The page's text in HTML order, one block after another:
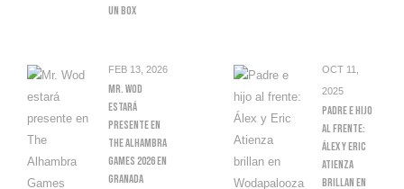
Un Box
FEB 13, 2026
Mr. Wod
Estará
Presente En
The Alhambra
Games 2026 En
Granada
OCT 11,
2025
Padre E Hijo
Al Frente:
Álex Y Eric
Atienza
Brillan En